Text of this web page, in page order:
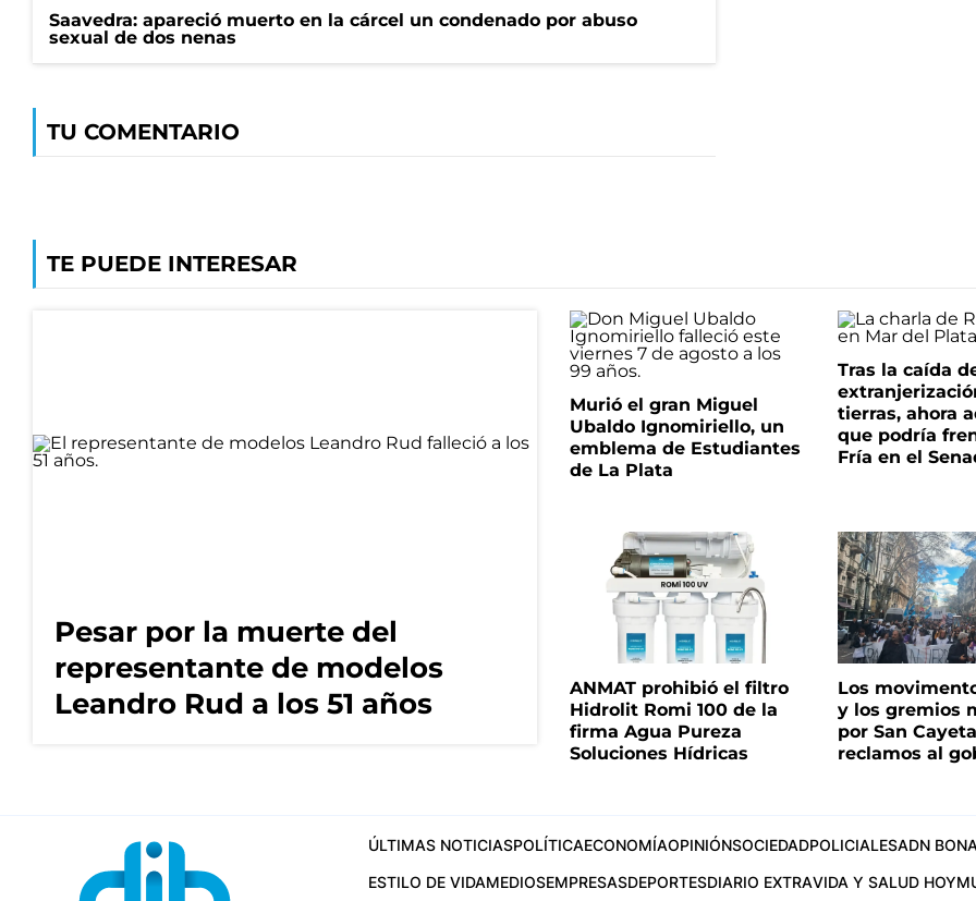
Saavedra: apareció muerto en la cárcel un condenado por abuso
sexual de dos nenas
TU COMENTARIO
TE PUEDE INTERESAR
Pesar por la muerte del
representante de modelos
Leandro Rud a los 51 años
Murió el gran Miguel
Ubaldo Ignomiriello, un
emblema de Estudiantes
de La Plata
Tras la caída
tierras, ahora
que podría
Fría en el
ANMAT prohibió el filtro
Hidrolit Romi 100 de la
firma Agua Pureza
Soluciones Hídricas
Los
y los gremios
por San
reclamos al
ÚLTIMAS NOTICIASPOLÍTICAECONOMÍAOPINIÓNSOCIEDADPOLICIALESADN
ESTILO DE VIDAMEDIOSEMPRESASDEPORTESDIARIO EXTRAVIDA Y SALUD HOY